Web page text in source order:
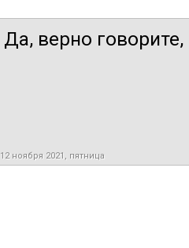
Да, верно
12 ноября 2021, пятница